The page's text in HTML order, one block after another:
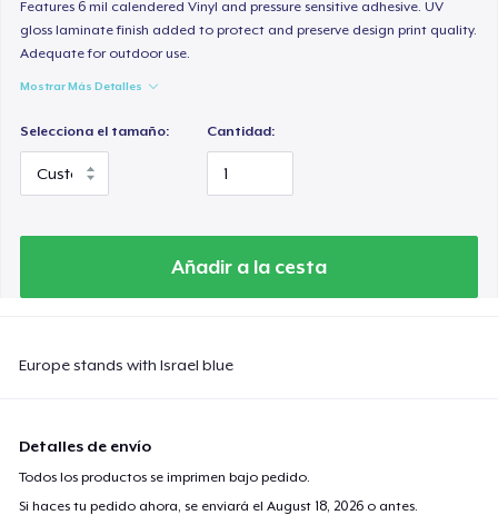
Features 6 mil calendered Vinyl and pressure sensitive adhesive. UV
gloss laminate finish added to protect and preserve design print quality.
Adequate for outdoor use.
Mostrar Más Detalles
Selecciona el tamaño: Cantidad:
Añadir a la cesta
Europe stands with Israel blue
Detalles de envío
Todos los productos se imprimen bajo pedido.
Si haces tu pedido ahora, se enviará elAugust 18, 2026 o antes.